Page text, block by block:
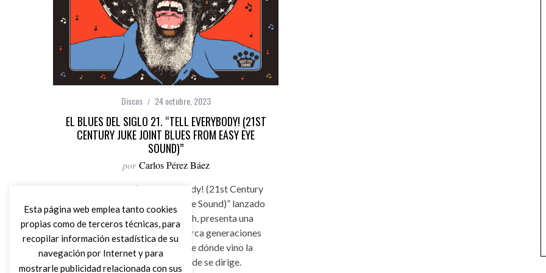
Discos 24 octubre, 2023
EL BLUES DEL SIGLO 21. “TELL EVERYBODY! (21ST
CENTURY JUKE JOINT BLUES FROM EASY EYE
SOUND)”
por Carlos Pérez Báez
El recopilatorio “Tell Everybody! (21st Century
Juke Joint Blues From Easy Eye Sound)” lanzado
por el sello de Dan Auerbach, presenta una
colección de artistas que abarca generaciones
cuyo trabajo nos muestra de dónde vino la
música blues y hacia dónde se dirige.
Esta página web emplea tanto cookies
propias como de terceros técnicas, para
recopilar información estadística de su
navegación por Internet y para
mostrarle publicidad relacionada con sus